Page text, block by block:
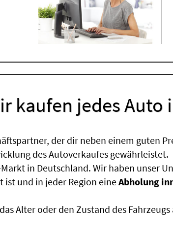
kaufen jedes Auto
der dir neben einem guten
des Autoverkaufes gewährleistet.
in Deutschland. Wir haben unser
und in jeder Region eineAbholung
Alter oder den Zustand des Fahrzeugs